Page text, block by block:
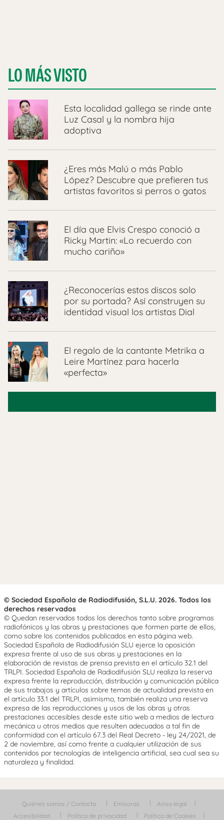
LO MÁS VISTO
Esta localidad gallega se rinde ante
Luz Casal y la nombra hija
adoptiva
¿Eres más Malú o más Pablo
López? Descubre que prefieren tus
artistas favoritos si perros o gatos
El día que Elvis Crespo conoció a
Ricky Martin: «Lo recuerdo con
mucho cariño»
¿Reconocerías estos discos solo
por su portada? Así construyen su
identidad visual los artistas Dial
El regalo de la cantante Metrika a
Leire Martínez para hacerla
«perfecta»
© Sociedad Española de Radiodifusión, S.L.U. 2026. Todos los
derechos reservados
© Quedan reservados todos los derechos tanto sobre programas
radiofónicos y las obras y prestaciones que formen parte de ellos,
como sobre los contenidos publicados en esta página web.
Sociedad Española de Radiodifusión SLU ejerce la oposición
expresa frente al uso de sus obras y prestaciones en la
elaboración de revistas de prensa prevista en el artículo 32.1 del
TRLPI. Sociedad Española de Radiodifusión SLU realiza la reserva
expresa frente la reproducción, distribución y comunicación pública
de sus trabajos y artículos sobre temas de actualidad prevista en
el artículo 33.1 del TRLPI, asimismo, también realiza una reserva
expresa de las reproducciones y usos de las obras y otras
prestaciones accesibles desde este sitio web a medios de lectura
mecánica u otros medios que resulten adecuados a tal fin de
conformidad con el artículo 67.3 del Real Decreto - ley 24/2021, de
2 de noviembre, así como frente a cualquier utilización de sus
contenidos por tecnologías de inteligencia artificial, sea cual sea su
naturaleza y finalidad.
Quiénes somos / Contacta Emisoras
Aviso legal
Accesibilidad
Política de privacidad Política de Cookies